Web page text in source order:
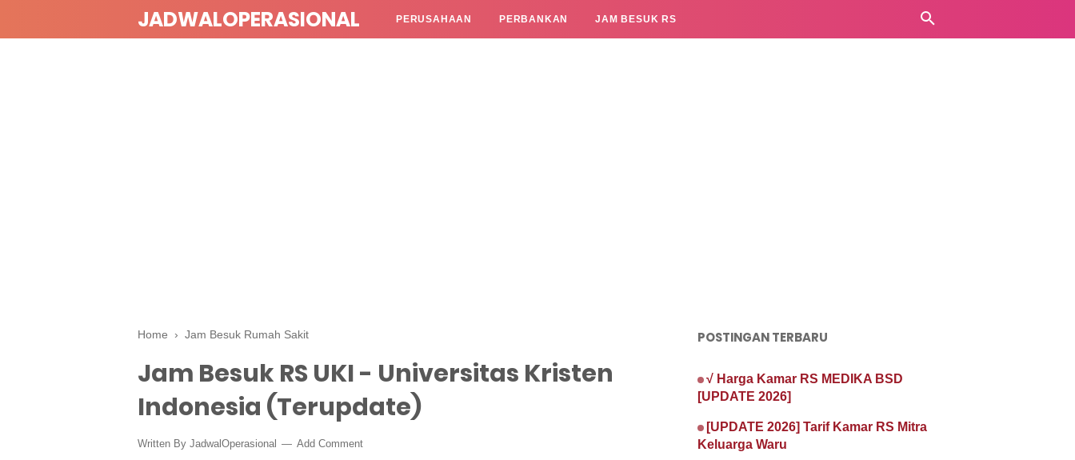
JADWALOPERASIONAL PERUSAHAAN PERBANKAN JAM BESUK RS
Home › Jam Besuk Rumah Sakit
Jam Besuk RS UKI - Universitas Kristen
Indonesia (Terupdate)
Written By JadwalOperasional Add Comment
POSTINGAN TERBARU
√ Harga Kamar RS MEDIKA BSD
[UPDATE 2026]
[UPDATE 2026] Tarif Kamar RS Mitra
Keluarga Waru